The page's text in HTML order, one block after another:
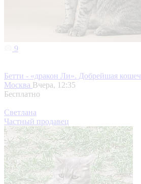
9
Бетти - «дракон Ли». Добрейшая
Москва Вчера, 12:35
Бесплатно
Светлана
Частный продавец